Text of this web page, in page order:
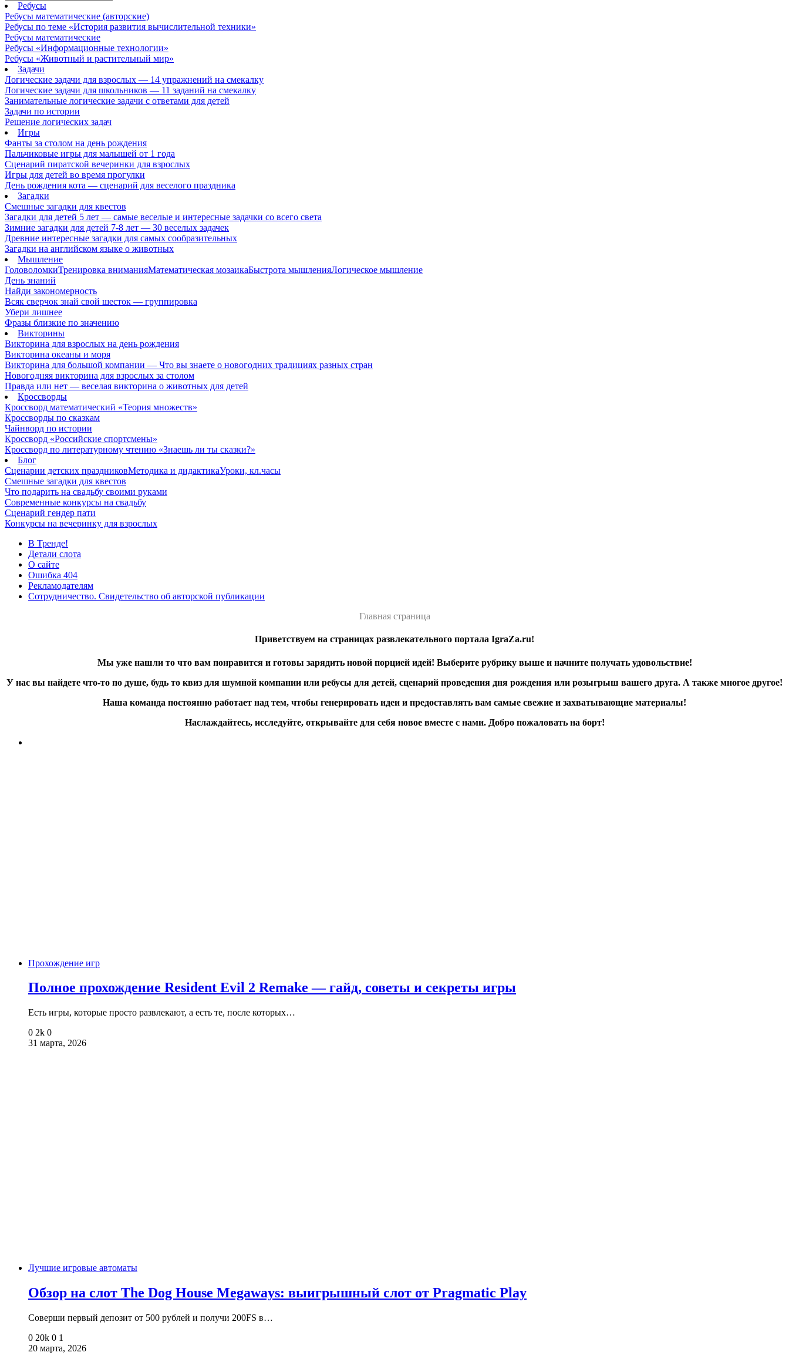
Ребусы
Ребусы математические (авторские)
Ребусы по теме «История развития вычислительной техники»
Ребусы математические
Ребусы «Информационные технологии»
Ребусы «Животный и растительный мир»
Задачи
Логические задачи для взрослых — 14 упражнений на смекалку
Логические задачи для школьников — 11 заданий на смекалку
Занимательные логические задачи с ответами для детей
Задачи по истории
Решение логических задач
Игры
Фанты за столом на день рождения
Пальчиковые игры для малышей от 1 года
Сценарий пиратской вечеринки для взрослых
Игры для детей во время прогулки
День рождения кота — сценарий для веселого праздника
Загадки
Смешные загадки для квестов
Загадки для детей 5 лет — самые веселые и интересные задачки со всего света
Зимние загадки для детей 7-8 лет — 30 веселых задачек
Древние интересные загадки для самых сообразительных
Загадки на английском языке о животных
Мышление
ГоловоломкиТренировка вниманияМатематическая мозаикаБыстрота мышленияЛогическое мышление
День знаний
Найди закономерность
Всяк сверчок знай свой шесток — группировка
Убери лишнее
Фразы близкие по значению
Викторины
Викторина для взрослых на день рождения
Викторина океаны и моря
Викторина для большой компании — Что вы знаете о новогодних традициях разных стран
Новогодняя викторина для взрослых за столом
Правда или нет — веселая викторина о животных для детей
Кроссворды
Кроссворд математический «Теория множеств»
Кроссворды по сказкам
Чайнворд по истории
Кроссворд «Российские спортсмены»
Кроссворд по литературному чтению «Знаешь ли ты сказки?»
Блог
Сценарии детских праздниковМетодика и дидактикаУроки, кл.часы
Смешные загадки для квестов
Что подарить на свадьбу своими руками
Современные конкурсы на свадьбу
Сценарий гендер пати
Конкурсы на вечеринку для взрослых
В Тренде!
Детали слота
О сайте
Ошибка 404
Рекламодателям
Сотрудничество. Свидетельство об авторской публикации
Главная страница
Приветствуем на страницах развлекательного портала IgraZa.ru!
Мы уже нашли то что вам понравится и готовы зарядить новой порцией идей! Выберите рубрику выше и начните получать удовольствие!
У нас вы найдете что-то по душе, будь то квиз для шумной компании или ребусы для детей, сценарий проведения дня рождения или розыгрыш вашего друга. А также многое другое!
Наша команда постоянно работает над тем, чтобы генерировать идеи и предоставлять вам самые свежие и захватывающие материалы!
Наслаждайтесь, исследуйте, открывайте для себя новое вместе с нами. Добро пожаловать на борт!
Прохождение игр
Полное прохождение Resident Evil 2 Remake — гайд, советы и секреты игры
Есть игры, которые просто развлекают, а есть те, после которых…
0 2k 0
31 марта, 2026
Лучшие игровые автоматы
Обзор на слот The Dog House Megaways: выигрышный слот от Pragmatic Play
Соверши первый депозит от 500 рублей и получи 200FS в…
0 20k 0 1
20 марта, 2026